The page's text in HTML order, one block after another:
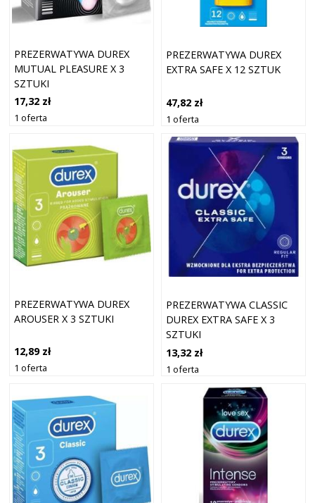
PREZERWATYWA DUREX
MUTUAL PLEASURE X 3
SZTUKI
17,32 zł
1 oferta
PREZERWATYWA DUREX
EXTRA SAFE X 12 SZTUK
47,82 zł
1 oferta
PREZERWATYWA DUREX
AROUSER X 3 SZTUKI
12,89 zł
1 oferta
PREZERWATYWA CLASSIC
DUREX EXTRA SAFE X 3
SZTUKI
13,32 zł
1 oferta